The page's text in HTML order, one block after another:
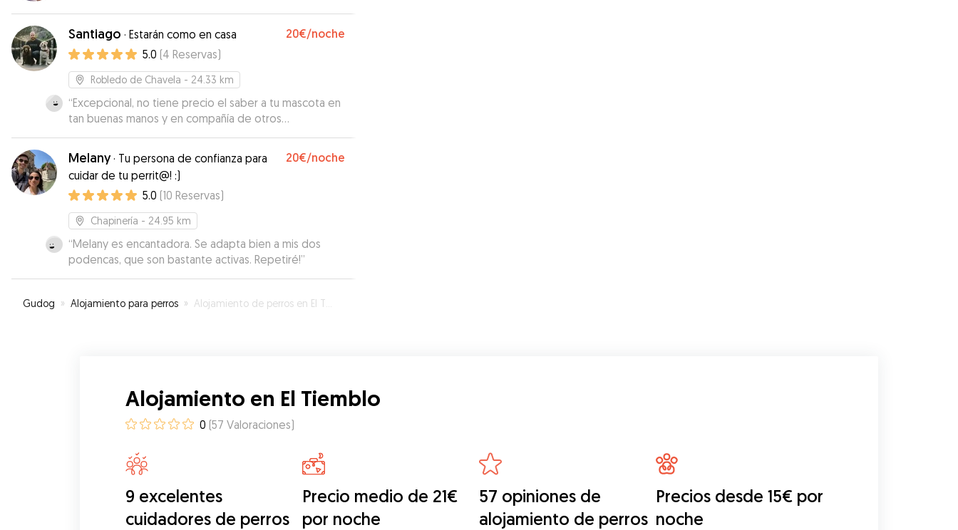
Santiago · Estarán como en casa 20€/noche
5.0 (4 Reservas)
Robledo de Chavela - 24.33 km
“Excepcional, no tiene precio el saber a tu mascota en
tan buenas manos y en compañía de otros
congéneres majos.”
Melany· Tu persona de confianza para
cuidar de tu perrit@! :)
20€/noche
5.0 (10 Reservas)
Chapinería - 24.95 km
“Melany es encantadora. Se adapta bien a mis dos
podencas, que son bastante activas. Repetiré!”
Gudog » Alojamiento para perros » Alojamiento de perros en El Tiemblo
Alojamiento en El Tiemblo
0 (57 Valoraciones)
9 excelentes
cuidadores de perros
Precio medio de 21€
por noche
57 opiniones de
alojamiento de perros
Precios desde 15€ por
noche